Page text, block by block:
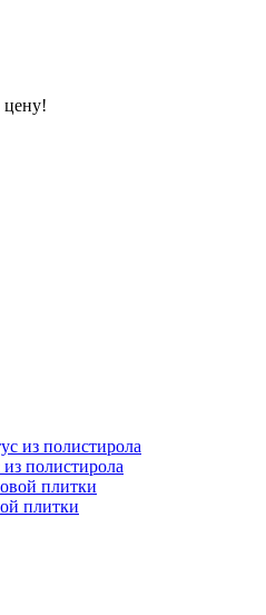
полистирола
плитки